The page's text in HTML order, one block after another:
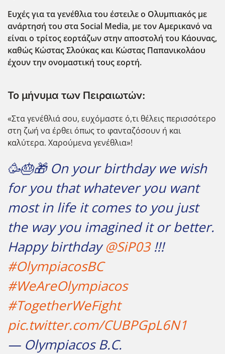
Ευχές για τα γενέθλια του έστειλε ο Ολυμπιακός με
ανάρτησή του στα Social Media, με τον Αμερικανό να
είναι ο τρίτος εορτάζων στην αποστολή του Κάουνας,
καθώς Κώστας Σλούκας και Κώστας Παπανικολάου
έχουν την ονομαστική τους εορτή.
Το μήνυμα των Πειραιωτών:
«Στα γενέθλιά σου, ευχόμαστε ό,τι θέλεις περισσότερο
στη ζωή να έρθει όπως το φανταζόσουν ή και
καλύτερα. Χαρούμενα γενέθλια»!
🥳🎂🎁 On your birthday we wish
for you that whatever you want
most in life it comes to you just
the way you imagined it or better.
Happy birthday@SiP03!!!
#OlympiacosBC
#WeAreOlympiacos
#TogetherWeFight
pic.twitter.com/CUBPGpL6N1
— Olympiacos B.C.